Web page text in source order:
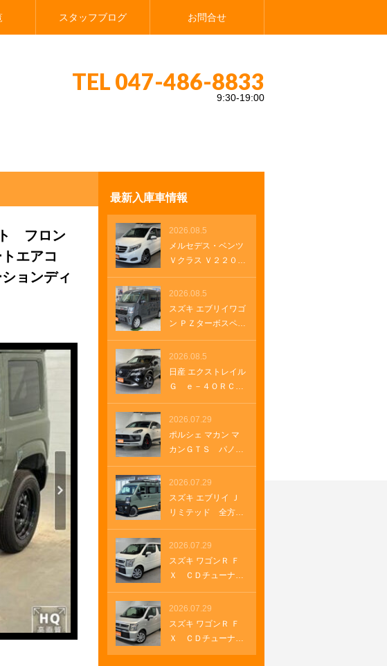
スタッフブログ お問合せ
TEL 047-486-8833
9:30-19:00
ュスタート イモビライザー オートエアコン シートヒーター カーテンエアバッグ マルチイ
フロン
エアコ
ョンディ
最新入庫車情報
2026.08.5
メルセデス・ベンツ
Ｖクラス Ｖ２２０
ｄ アバンギャル
ド ロング 純正ナ
ビ レザーシート
両側パワースライ
ド フルセグＴＶ
純正１９インチアル
ミホイール クルー
ズコントロール パ
ドルシフト パワー
ゲート ＵＳＢソケ
ット
2026.08.5
スズキ エブリイワゴ
ン ＰＺターボスペシ
ャル ハイルーフ全
方位モニター付メモ
リーナビ 全方位モ
ニター付きナビゲー
テアリングヒータ
ー 両側パワースラ
イド オートステッ
プ オートステッ
プ クルーズコント
ロール 革巻きステ
アリング Ｂｌｕｅ
ｔｏｏｔｈ
2026.08.5
日産 エクストレイル
Ｇ ｅ－４ＯＲＣ
Ｅ ナッパレザーシ
ート 電動パノラミ
ックガラスルーフ
純正１２．３インチ
純正ナビ プロパイ
ロット メモリーナ
ビゲーション ＬＥ
Ｄヘッドランプ オ
ートマチックハイビ
ーム 車両・店舗情報
を印刷 A4 B4
2026.07.29
ポルシェ マカン マ
カンＧＴＳ パノラ
マルーフ レザーパ
ッケージ パワース
テアリングプラス
シートヒーター ２
イール アダプティ
ブクルーズコントロ
ール アダプティブ
エアサスペンショ
ン ＥＴＣ２．０
2026.07.29
スズキ エブリイ Ｊ
リミテッド 全方位
モニター付きナビ
ルーフラック ベッ
ドＫＩＴ グリルガ
ードバー ＥＴＣ
ＥＤフォグランプ
オートエアコン 両
側パワースライド
ＵＳＢソケット Ｈ
2026.07.29
スズキ ワゴンＲ Ｆ
Ｘ ＣＤチューナ
ー オートエアコ
ン キーフリー プ
ッシュスタート シ
ートヒーター
2026.07.29
スズキ ワゴンＲ Ｆ
Ｘ ＣＤチューナ
ー プッシュスター